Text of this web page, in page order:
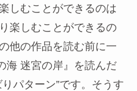
しむことができるのは
楽しむことができるの
他の作品を読む前に一
海 迷宮の岸』を読んだ
パターン”です。そうす